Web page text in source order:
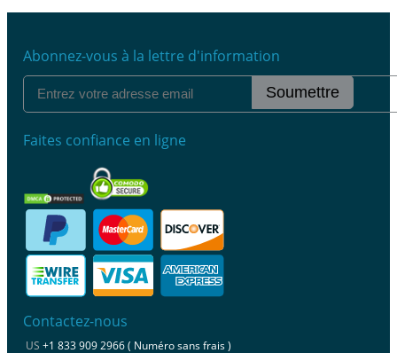
Abonnez-vous à la lettre d'information
Soumettre
Faites confiance en ligne
Contactez-nous
US +1 833 909 2966 ( Numéro sans frais )